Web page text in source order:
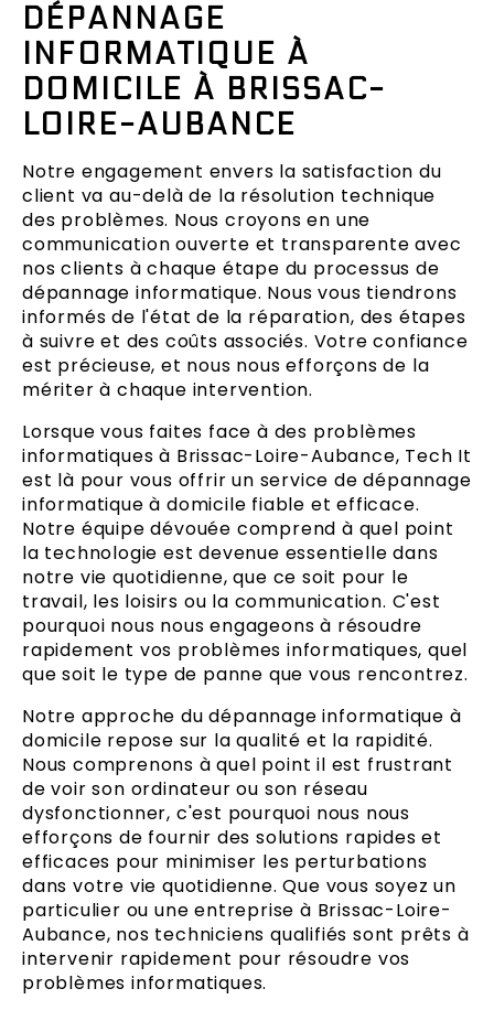
DÉPANNAGE
INFORMATIQUE À
DOMICILE À BRISSAC-
LOIRE-AUBANCE
Notre engagement envers la satisfaction du
client va au-delà de la résolution technique
des problèmes. Nous croyons en une
communication ouverte et transparente avec
nos clients à chaque étape du processus de
dépannage informatique. Nous vous tiendrons
informés de l'état de la réparation, des étapes
à suivre et des coûts associés. Votre confiance
est précieuse, et nous nous efforçons de la
mériter à chaque intervention.
Lorsque vous faites face à des problèmes
informatiques à Brissac-Loire-Aubance, Tech It
est là pour vous offrir un service de dépannage
informatique à domicile fiable et efficace.
Notre équipe dévouée comprend à quel point
la technologie est devenue essentielle dans
notre vie quotidienne, que ce soit pour le
travail, les loisirs ou la communication. C'est
pourquoi nous nous engageons à résoudre
rapidement vos problèmes informatiques, quel
que soit le type de panne que vous rencontrez.
Notre approche du dépannage informatique à
domicile repose sur la qualité et la rapidité.
Nous comprenons à quel point il est frustrant
de voir son ordinateur ou son réseau
dysfonctionner, c'est pourquoi nous nous
efforçons de fournir des solutions rapides et
efficaces pour minimiser les perturbations
dans votre vie quotidienne. Que vous soyez un
particulier ou une entreprise à Brissac-Loire-
Aubance, nos techniciens qualifiés sont prêts à
intervenir rapidement pour résoudre vos
problèmes informatiques.